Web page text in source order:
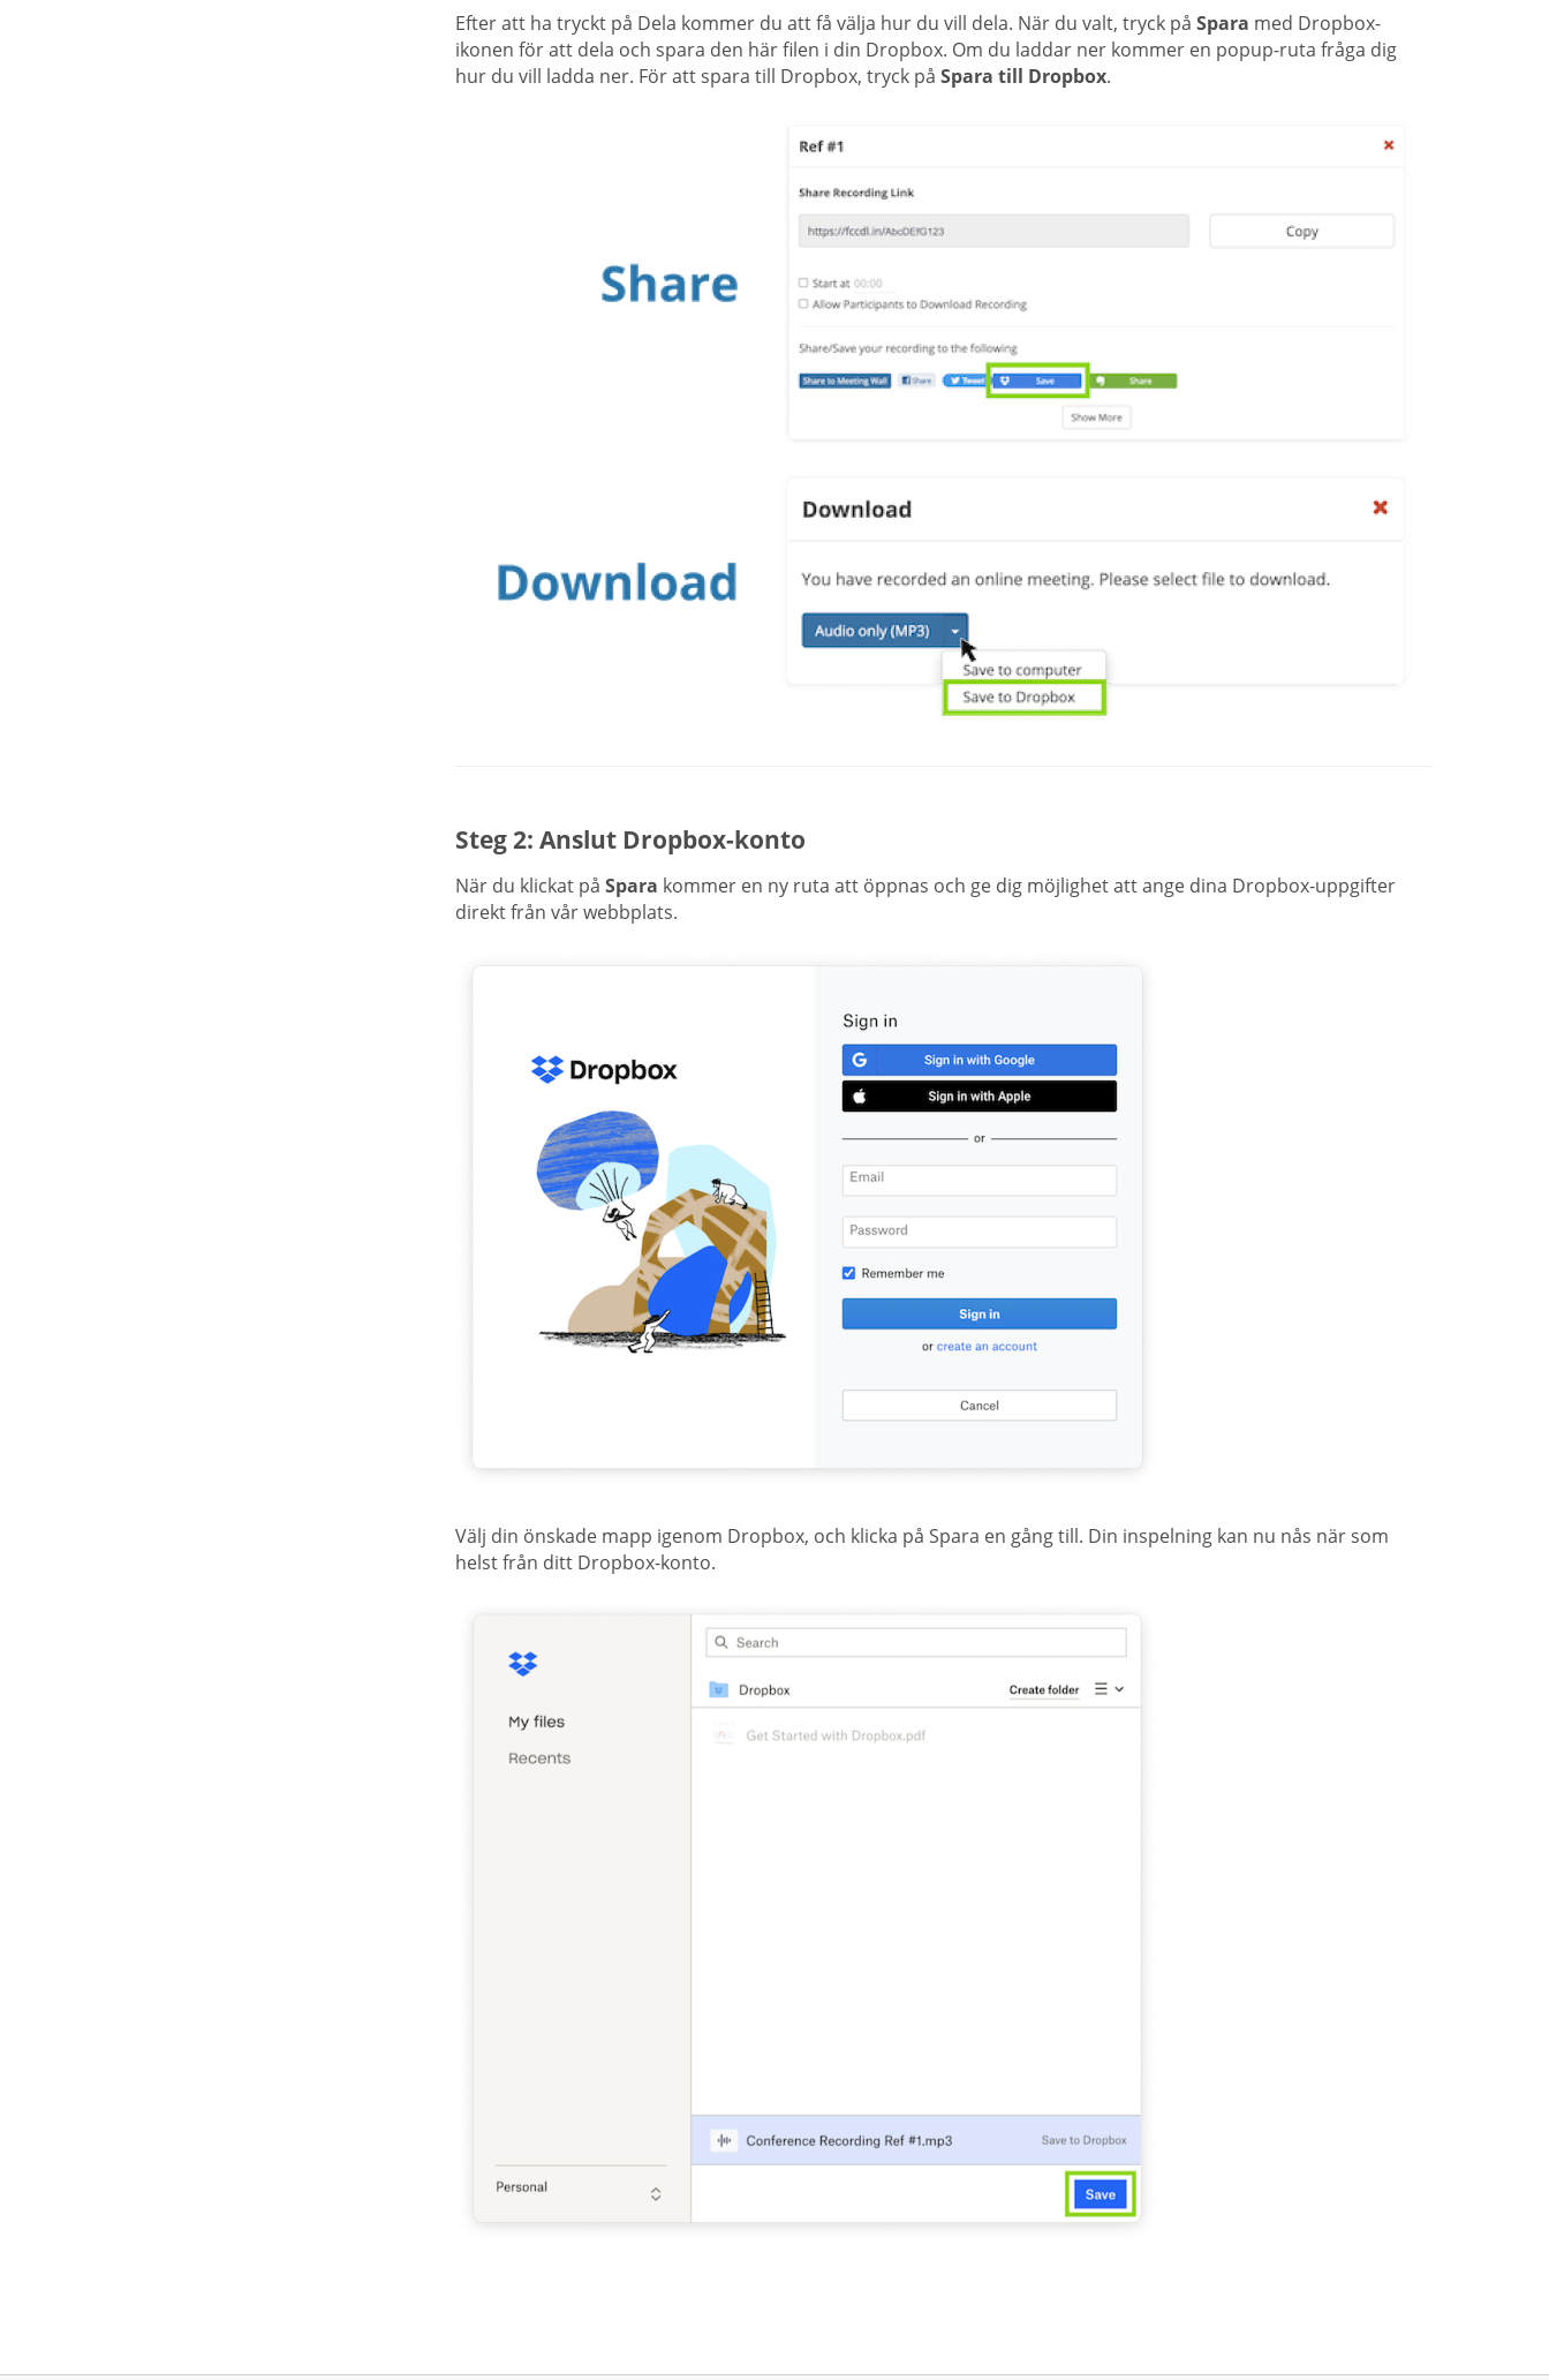
Efter att ha tryckt på Dela kommer du att få välja hur du vill dela. När du valt, tryck på Spara med Dropbox-
ikonen för att dela och spara den här filen i din Dropbox. Om du laddar ner kommer en popup-ruta fråga dig
hur du vill ladda ner. För att spara till Dropbox, tryck på Spara till Dropbox.
Steg 2: Anslut Dropbox-konto
När du klickat på Spara kommer en ny ruta att öppnas och ge dig möjlighet att ange dina Dropbox-uppgifter
direkt från vår webbplats.
Välj din önskade mapp igenom Dropbox, och klicka på Spara en gång till. Din inspelning kan nu nås när som
helst från ditt Dropbox-konto.